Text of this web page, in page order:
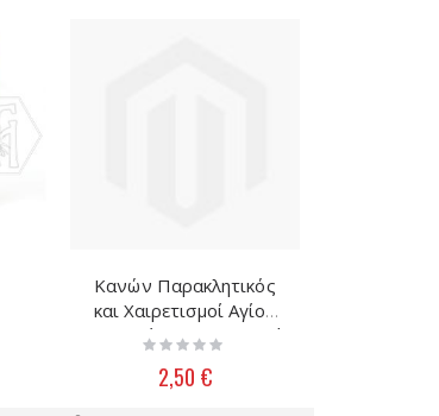
Κανών Παρακλητικός
και Χαιρετισμοί Αγίου
Γρηγορίου του Παλαμά
Rating:
2,50 €